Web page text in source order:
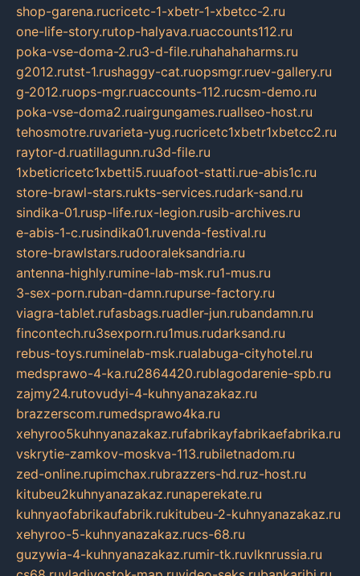
shop-garena.rucricetc-1-xbetr-1-xbetcc-2.ru
one-life-story.rutop-halyava.ruaccounts112.ru
poka-vse-doma-2.ru3-d-file.ruhahahaharms.ru
g2012.rutst-1.rushaggy-cat.ruopsmgr.ruev-gallery.ru
g-2012.ruops-mgr.ruaccounts-112.rucsm-demo.ru
poka-vse-doma2.ruairgungames.ruallseo-host.ru
tehosmotre.ruvarieta-yug.rucricetc1xbetr1xbetcc2.ru
raytor-d.ruatillagunn.ru3d-file.ru
1xbeticricetc1xbetti5.ruuafoot-statti.rue-abis1c.ru
store-brawl-stars.rukts-services.rudark-sand.ru
sindika-01.rusp-life.rux-legion.rusib-archives.ru
e-abis-1-c.rusindika01.ruvenda-festival.ru
store-brawlstars.rudooraleksandria.ru
antenna-highly.rumine-lab-msk.ru1-mus.ru
3-sex-porn.ruban-damn.rupurse-factory.ru
viagra-tablet.rufasbags.ruadler-jun.rubandamn.ru
fincontech.ru3sexporn.ru1mus.rudarksand.ru
rebus-toys.ruminelab-msk.rualabuga-cityhotel.ru
medsprawo-4-ka.ru2864420.rublagodarenie-spb.ru
zajmy24.rutovudyi-4-kuhnyanazakaz.ru
brazzerscom.rumedsprawo4ka.ru
xehyroo5kuhnyanazakaz.rufabrikayfabrikaefabrika.ru
vskrytie-zamkov-moskva-113.rubiletnadom.ru
zed-online.rupimchax.rubrazzers-hd.ruz-host.ru
kitubeu2kuhnyanazakaz.runaperekate.ru
kuhnyaofabrikaufabrik.rukitubeu-2-kuhnyanazakaz.ru
xehyroo-5-kuhnyanazakaz.rucs-68.ru
guzywia-4-kuhnyanazakaz.rumir-tk.ruvlknrussia.ru